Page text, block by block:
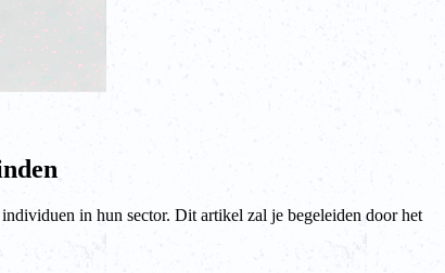
in hun sector. Dit artikel zal je begeleiden door het